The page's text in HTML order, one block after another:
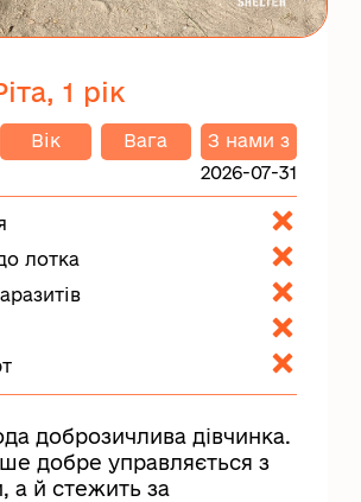
1 рік
Вік Вага
З нами з
2026-07-31
лотка
доброзичлива дівчинка.
добре управляється з
а й стежить за